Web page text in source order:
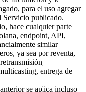
para el uso agregar
Servicio publicado.
hace cualquier parte
endpoint, API,
similar
ya sea por reventa,
entrega de
se aplica incluso